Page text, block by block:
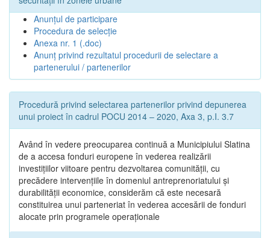
Anunțul de participare
Procedura de selecție
Anexa nr. 1 (.doc)
Anunț privind rezultatul procedurii de selectare a
partenerului / partenerilor
Procedură privind selectarea partenerilor privind depunerea
unui proiect în cadrul POCU 2014 – 2020, Axa 3, p.I. 3.7
Având în vedere preocuparea continuă a Municipiului Slatina
de a accesa fonduri europene în vederea realizării
investițiilor viitoare pentru dezvoltarea comunității, cu
precădere intervențiile în domeniul antreprenoriatului și
durabilității economice, considerăm că este necesară
constituirea unui parteneriat în vederea accesării de fonduri
alocate prin programele operaționale